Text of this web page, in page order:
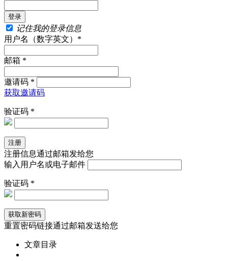
记住我的登录信息
用户名（数字英文）*
邮箱 *
邀请码 *
获取邀请码
验证码 *
注册信息通过邮箱发给您
输入用户名或电子邮件
验证码 *
重置密码链接通过邮箱发送给您
文章目录